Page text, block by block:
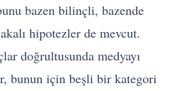
bazen bilinçli, bazende
hipotezler de mevcut.
doğrultusunda medyayı
bunun için beşli bir kategori